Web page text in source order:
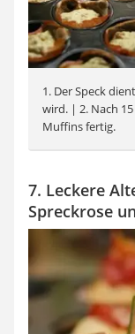
1. Der Speck
wird. | 2. Nach
Muffins fertig.
7. Leckere
Spreckrose